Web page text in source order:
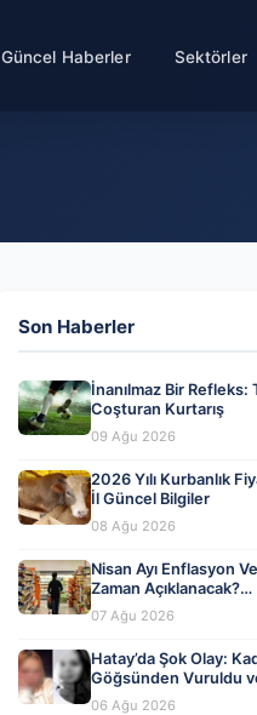
Güncel Haberler Sektörler
Son Haberler
İnanılmaz Bir Refleks:
Coşturan Kurtarış
09 Ağu 2026
2026 Yılı Kurbanlık
İl Güncel Bilgiler
08 Ağu 2026
Nisan Ayı Enflasyon
Zaman Açıklanacak?
Ekonomistlerin
Analizler
07 Ağu 2026
Hatay’da Şok Olay:
Göğsünden Vuruldu
Kayda Geçti
06 Ağu 2026